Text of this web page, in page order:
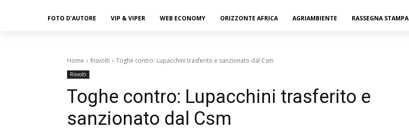
FOTO D’AUTORE VIP & VIPER WEB ECONOMY ORIZZONTE AFRICA AGRIAMBIENTE RASSEGNA STAMPA
Home Risvolti Toghe contro: Lupacchini trasferito e sanzionato dal Csm
Risvolti
Toghe contro: Lupacchini trasferito e
sanzionato dal Csm